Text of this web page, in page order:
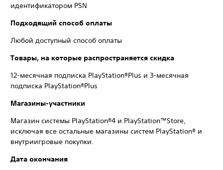
идентификатором PSN
Подходящий способ оплаты
Любой доступный способ оплаты
Товары, на которые распространяется скидка
‎12-месячная подписка PlayStation®Plus и 3-месячная
подписка PlayStation®Plus
Магазины-участники
Магазин системы PlayStation®4 и PlayStation™Store,
исключая все остальные магазины систем PlayStation® и
внутриигровые покупки.
Дата окончания